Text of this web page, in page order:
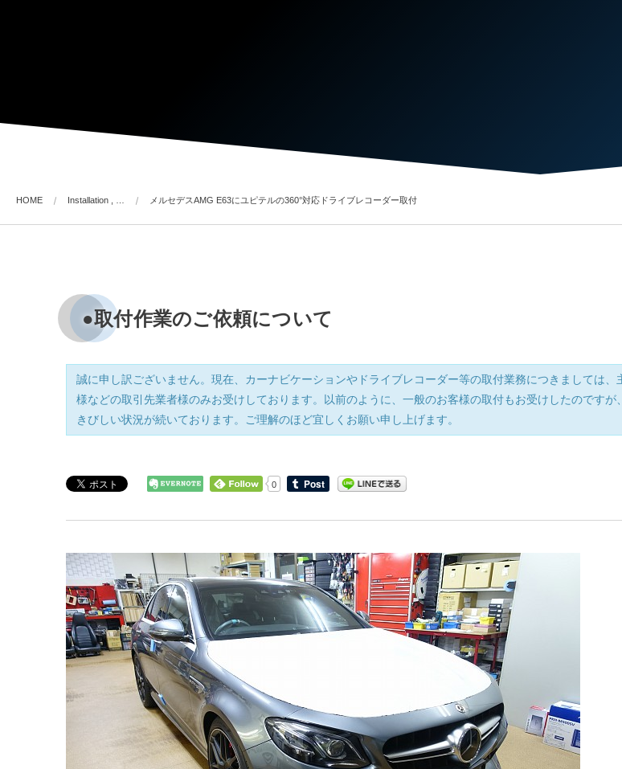
HOME Installation , … メルセデスAMG E63にユピテルの360°対応ドライブレコーダー取付
●取付作業のご依頼について
誠に申し訳ございません。現在、カーナビケーションやドライブレコーダー等の取付業務につきましては、
様などの取引先業者様のみお受けしております。以前のように、一般のお客様の取付もお受けしたのですが
きびしい状況が続いております。ご理解のほど宜しくお願い申し上げます。
0